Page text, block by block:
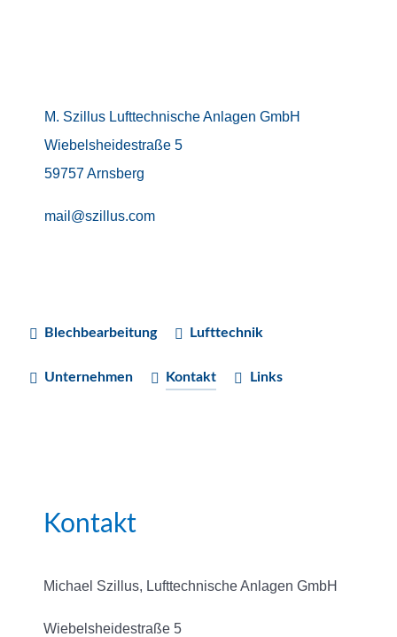
M. Szillus Lufttechnische Anlagen GmbH
Wiebelsheidestraße 5
59757 Arnsberg
mail@szillus.com
Blechbearbeitung Lufttechnik
Unternehmen Kontakt Links
Kontakt
Michael Szillus, Lufttechnische Anlagen GmbH
Wiebelsheidestraße 5